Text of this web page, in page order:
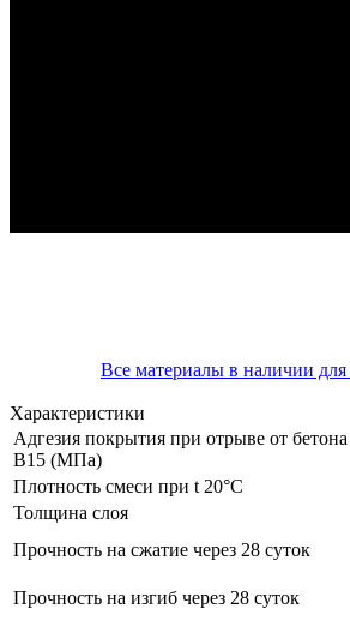
Все материалы в наличии
Характеристики
Адгезия покрытия при отрыве от бетона
В15 (МПа)
Плотность смеси при t 20°C
Толщина слоя
Прочность на сжатие через 28 суток
Прочность на изгиб через 28 суток